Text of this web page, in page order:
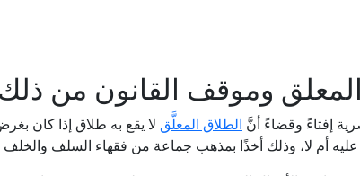
وموقف القانون من ذلك
إفتاءً وقضاءً أنَّ الطلاق المعلَّق لا يقع به طلاق إذا كان
عليه أم لا، وذلك أخذًا بمذهب جماعة من فقهاء السلف